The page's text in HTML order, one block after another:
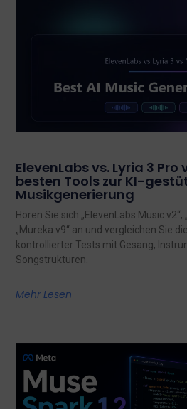
ElevenLabs vs. Lyria 3 Pro
besten Tools zur KI-
Musikgenerierung
Hören Sie sich „ElevenLabs Music v2“,
„Mureka v9“ an und vergleichen Sie
kontrollierter Tests mit Gesang,
Songstrukturen.
Mehr Lesen